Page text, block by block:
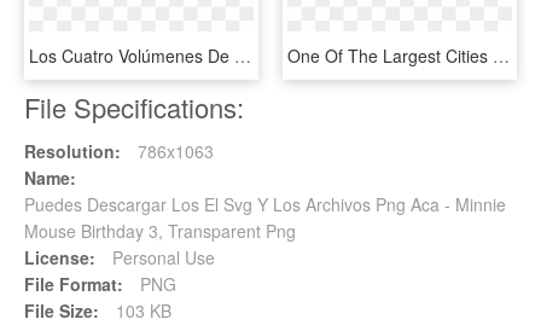
Los Cuatro Volúmenes De La Colección 'historia De El - Señor De Los Anillos Libros Orden, HD Png Download One Of The Largest Cities In Southern California, Los - Los Perdidos Dead Rising 3, HD Png Download
File Specifications:
Resolution:
786x1063
Name:
Puedes Descargar Los El Svg Y Los Archivos Png Aca - Minnie
Mouse Birthday 3, Transparent Png
License:
Personal Use
File Format:
PNG
File Size:
103 KB